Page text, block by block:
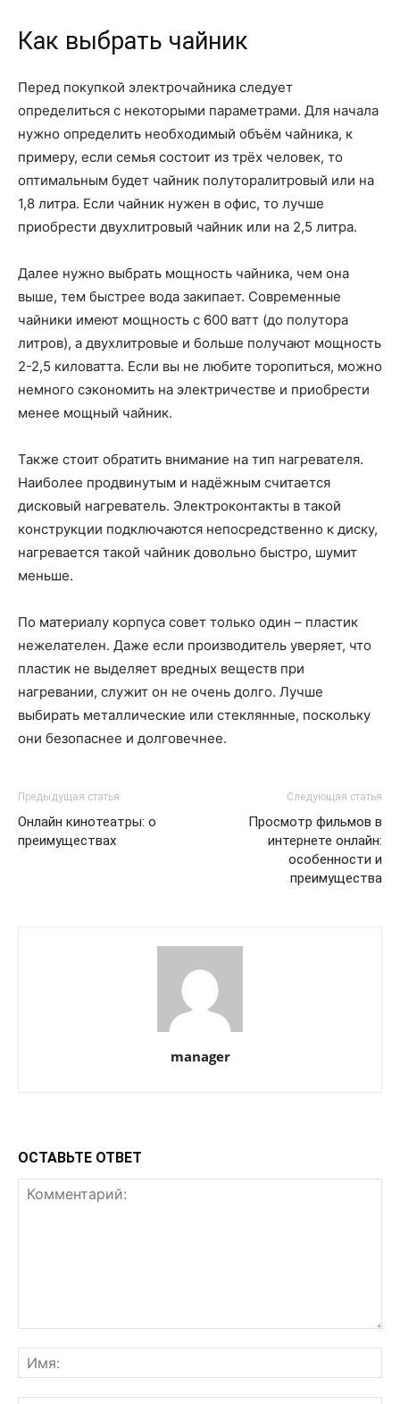
Как выбрать чайник
Перед покупкой электрочайника следует
определиться с некоторыми параметрами. Для начала
нужно определить необходимый объём чайника, к
примеру, если семья состоит из трёх человек, то
оптимальным будет чайник полуторалитровый или на
1,8 литра. Если чайник нужен в офис, то лучше
приобрести двухлитровый чайник или на 2,5 литра.
Далее нужно выбрать мощность чайника, чем она
выше, тем быстрее вода закипает. Современные
чайники имеют мощность с 600 ватт (до полутора
литров), а двухлитровые и больше получают мощность
2-2,5 киловатта. Если вы не любите торопиться, можно
немного сэкономить на электричестве и приобрести
менее мощный чайник.
Также стоит обратить внимание на тип нагревателя.
Наиболее продвинутым и надёжным считается
дисковый нагреватель. Электроконтакты в такой
конструкции подключаются непосредственно к диску,
нагревается такой чайник довольно быстро, шумит
меньше.
По материалу корпуса совет только один – пластик
нежелателен. Даже если производитель уверяет, что
пластик не выделяет вредных веществ при
нагревании, служит он не очень долго. Лучше
выбирать металлические или стеклянные, поскольку
они безопаснее и долговечнее.
Предыдущая статья
Онлайн кинотеатры: о
преимуществах
Следующая статья
Просмотр фильмов в
интернете онлайн:
особенности и
преимущества
manager
ОСТАВЬТЕ ОТВЕТ